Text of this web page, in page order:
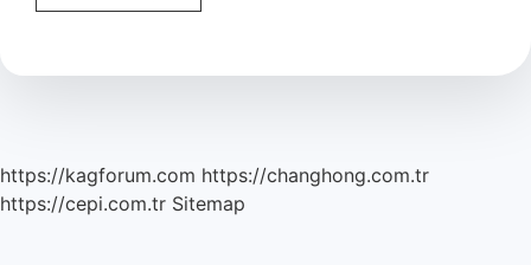
I
Demek
https://kagforum.com https://changhong.com.tr
https://cepi.com.tr Sitemap